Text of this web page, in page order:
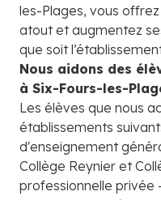
les-Plages, vous
atout et augmentez
que soit
Nous aidons des
à Six-Fours-les-
Les élèves que nous
établissements
d'enseignement
Collège Reynier et
professionnelle